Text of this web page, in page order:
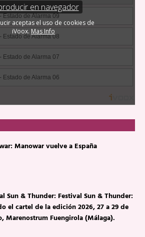
Manowar vuelve a España
Sun & Thunder: Festival Sun & Thunder:
el cartel de la edición 2026, 27 a 29 de
Marenostrum Fuengirola (Málaga).